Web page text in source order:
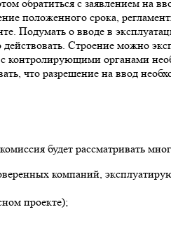
с заявлением на
положенного срока,
Подумать о вводе в
действовать. Строение можно
контролирующими органами
что разрешение на ввод
будет рассматривать
компаний,
проекте);